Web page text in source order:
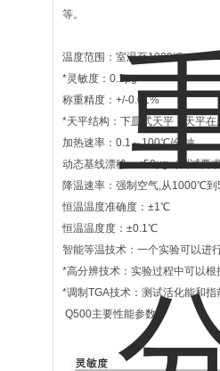
等。
温度范围：室温至1000℃
*灵敏度：0.1μg
称重精度：+/-0.01%
*天平结构：下皿式天平，天平在
加热速率：0.1～100℃/分钟
动态基线漂移：<50μg（测试
降温速率：强制空气,从1000℃
恒温温度准确度：±1℃
恒温温度度：±0.1℃
智能等温技术：一个实验可以进
*高分辨技术：实验过程中可以
*调制TGA技术：测试活化能和
Q500主要性能参数 ：